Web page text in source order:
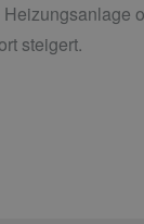
steigert.